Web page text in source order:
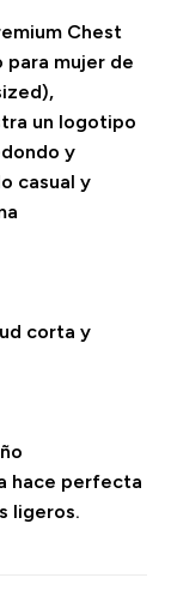
Chest
mujer de
un logotipo
y
casual y
corta y
hace perfecta
ligeros.